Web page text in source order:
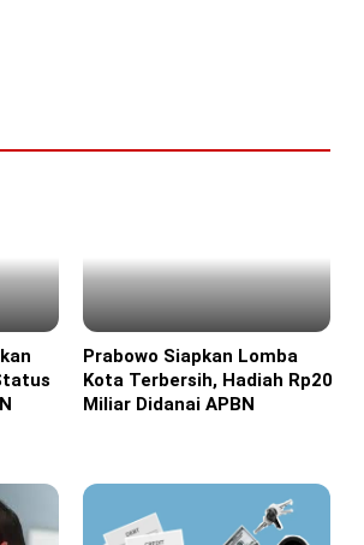
Headline
Prabowo Siapkan Lomba
Kota Terbersih, Hadiah Rp20
Miliar Didanai APBN